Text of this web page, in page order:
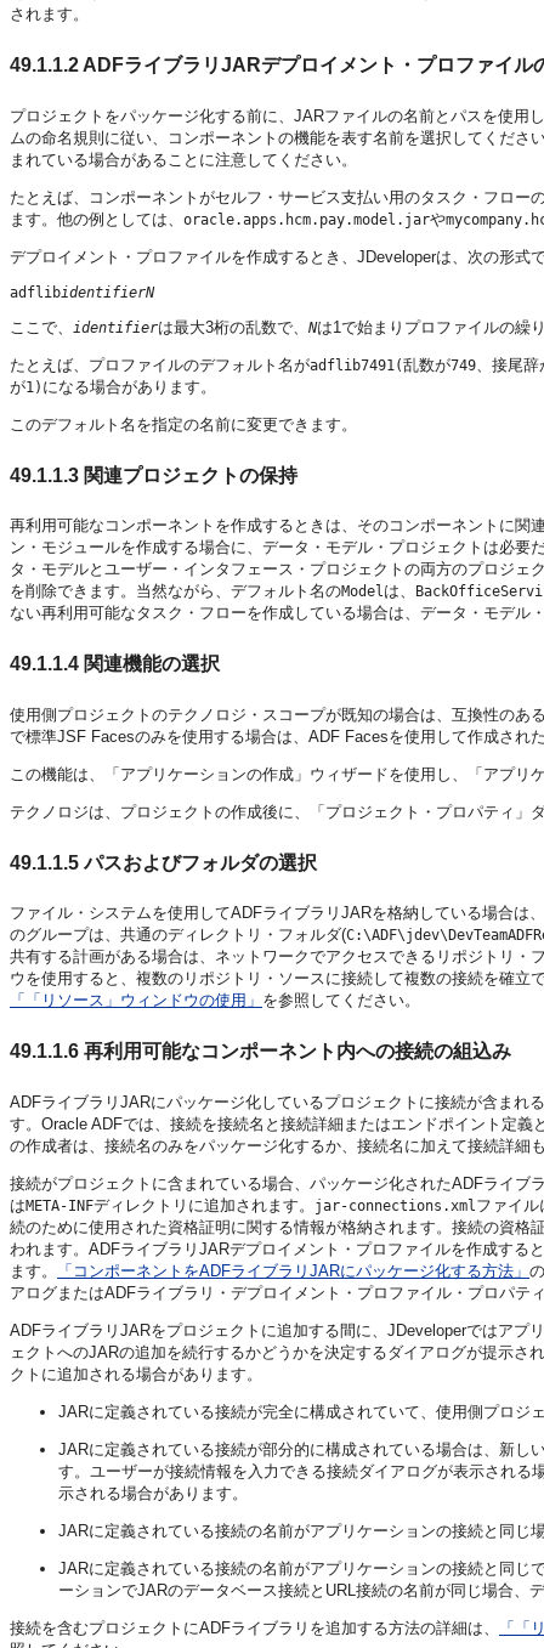
されます。
49.1.1.2 ADFライブラリJARデプロイメント・プロファイル
プロジェクトをパッケージ化する前に、JARファイルの名前とパスを使
ムの命名規則に従い、コンポーネントの機能を表す名前を選択してくだ
まれている場合があることに注意してください。
たとえば、コンポーネントがセルフ・サービス支払い用のタスク・フロー
ます。他の例としては、 oracle.apps.hcm.pay.model.jarや
デプロイメント・プロファイルを作成するとき、JDeveloperは、次の形式
adflibidentifierN
ここで、 identifierは最大3桁の乱数で、 Nは1で始まりプロファイルの繰
たとえば、プロファイルのデフォルト名がadflib7491(乱数が749 、接尾辞
が1) になる場合があります。
このデフォルト名を指定の名前に変更できます。
49.1.1.3 関連プロジェクトの保持
再利用可能なコンポーネントを作成するときは、そのコンポーネントに
ン・モジュールを作成する場合に、データ・モデル・プロジェクトは必
タ・モデルとユーザー・インタフェース・プロジェクトの両方のプロジ
を削除できます。当然ながら、デフォルト名のModelは、
ない再利用可能なタスク・フローを作成している場合は、データ・モデル
49.1.1.4 関連機能の選択
使用側プロジェクトのテクノロジ・スコープが既知の場合は、互換性の
で標準JSF Facesのみを使用する場合は、ADF Facesを使用して作成され
この機能は、「アプリケーションの作成」ウィザードを使用し、「アプ
テクノロジは、プロジェクトの作成後に、「プロジェクト・プロパティ
49.1.1.5パスおよびフォルダの選択
ファイル・システムを使用してADFライブラリJARを格納している場合
のグループは、共通のディレクトリ・フォルダ(
共有する計画がある場合は、ネットワークでアクセスできるリポジトリ
ウを使用すると、複数のリポジトリ・ソースに接続して複数の接続を確
「「リソース」ウィンドウの使用」 を参照してください。
49.1.1.6 再利用可能なコンポーネント内への接続の組込み
ADFライブラリJARにパッケージ化しているプロジェクトに接続が含ま
す。Oracle ADFでは、接続を接続名と接続詳細またはエンドポイント定
の作成者は、接続名のみをパッケージ化するか、接続名に加えて接続詳細
接続がプロジェクトに含まれている場合、パッケージ化されたADFライブ
はMETA-INFディレクトリに追加されます。 jar-connections.xmlファイ
続のために使用された資格証明に関する情報が格納されます。接続の資格
われます。ADFライブラリJARデプロイメント・プロファイルを作成す
ます。
「コンポーネントをADFライブラリJARにパッケージ化する方法」
アログまたはADFライブラリ・デプロイメント・プロファイル・プロパ
ADFライブラリJARをプロジェクトに追加する間に、JDeveloperではア
ェクトへのJARの追加を続行するかどうかを決定するダイアログが提示
クトに追加される場合があります。
JARに定義されている接続が完全に構成されていて、使用側プロ
JARに定義されている接続が部分的に構成されている場合は、新
す。ユーザーが接続情報を入力できる接続ダイアログが表示され
示される場合があります。
JARに定義されている接続の名前がアプリケーションの接続と同
JARに定義されている接続の名前がアプリケーションの接続と同
ーションでJARのデータベース接続とURL接続の名前が同じ場合、
接続を含むプロジェクトにADFライブラリを追加する方法の詳細は、
「「